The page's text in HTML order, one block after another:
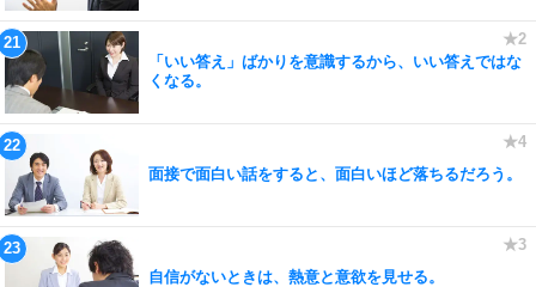
「いい答え」ばかりを意識するから、いい答えではな
くなる。
面接で面白い話をすると、面白いほど落ちるだろう。
自信がないときは、熱意と意欲を見せる。